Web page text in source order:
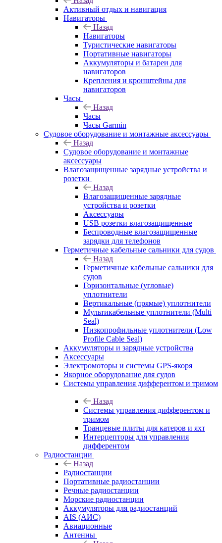
Активный отдых и навигация
Навигаторы
Назад
Навигаторы
Туристические навигаторы
Портативные навигаторы
Аккумуляторы и батареи для
навигаторов
Крепления и кронштейны для
навигаторов
Часы
Назад
Часы
Часы Garmin
Судовое оборудование и монтажные аксессуары
Назад
Судовое оборудование и монтажные
аксессуары
Влагозащищенные зарядные устройства и
розетки
Назад
Влагозащищенные зарядные
устройства и розетки
Аксессуары
USB розетки влагозащищенные
Беспроводные влагозащищенные
зарядки для телефонов
Герметичные кабельные сальники для судов
Назад
Герметичные кабельные сальники для
судов
Горизонтальные (угловые)
уплотнители
Вертикальные (прямые) уплотнители
Мультикабельные уплотнители (Multi
Seal)
Низкопрофильные уплотнители (Low
Profile Cable Seal)
Аккумуляторы и зарядные устройства
Аксессуары
Электромоторы и системы GPS-якоря
Якорное оборудование для судов
Системы управления дифферентом и тримом
Назад
Системы управления дифферентом и
тримом
Транцевые плиты для катеров и яхт
Интерцепторы для управления
дифферентом
Радиостанции
Назад
Радиостанции
Портативные радиостанции
Речные радиостанции
Морские радиостанции
Аккумуляторы для радиостанций
AIS (АИС)
Авиационные
Антенны